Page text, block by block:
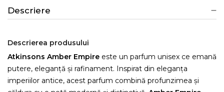
Descriere
Descrierea produsului
Atkinsons Amber Empire este un parfum unisex ce emană
putere, eleganță și rafinament. Inspirat din eleganța
imperiilor antice, acest parfum combină profunzimea și